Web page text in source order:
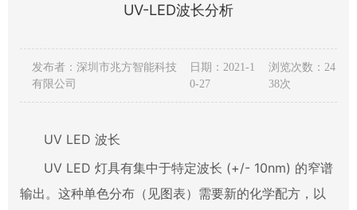
UV-LED波长分析
发布者：深圳市兆方智能科技
有限公司
日期：2021-1
0-27
浏览次数：24
38次
UV LED 波长
UV LED 灯具有集中于特定波长 (+/- 10nm) 的窄谱
输出。这种单色分布（见图表）需要新的化学配方，以